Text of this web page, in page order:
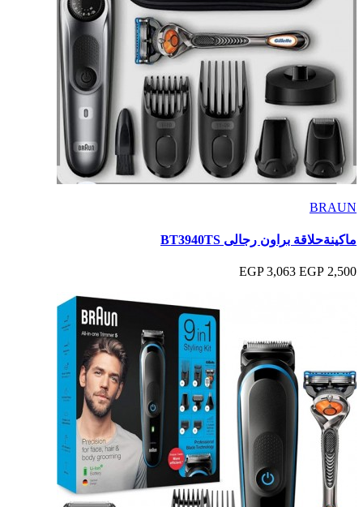
BRAUN
ماكينةحلاقة براون رجالى BT3940TS
2,500 EGP
3,063 EGP